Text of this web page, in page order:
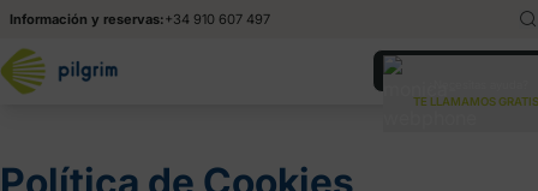
Información y reservas:+34 910 607 497
Italiano
TE LLAMAMOS